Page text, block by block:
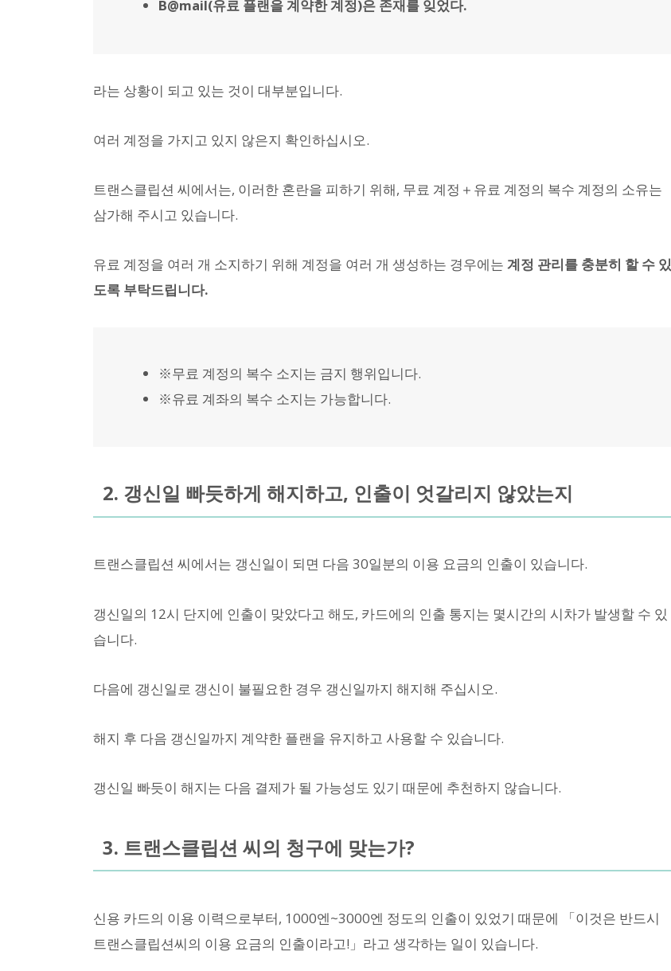
B@mail(유료 플랜을 계약한 계정)은 존재를 잊었다.
라는 상황이 되고 있는 것이 대부분입니다.
여러 계정을 가지고 있지 않은지 확인하십시오.
트랜스클립션 씨에서는, 이러한 혼란을 피하기 위해, 무료 계정＋유료 계정의 복수 계정의 소유는
삼가해 주시고 있습니다.
유료 계정을 여러 개 소지하기 위해 계정을 여러 개 생성하는 경우에는 계정 관리를 충분히 할 수 있
도록 부탁드립니다.
※무료 계정의 복수 소지는 금지 행위입니다.
※유료 계좌의 복수 소지는 가능합니다.
2. 갱신일 빠듯하게 해지하고, 인출이 엇갈리지 않았는지
트랜스클립션 씨에서는 갱신일이 되면 다음 30일분의 이용 요금의 인출이 있습니다.
갱신일의 12시 단지에 인출이 맞았다고 해도, 카드에의 인출 통지는 몇시간의 시차가 발생할 수 있
습니다.
다음에 갱신일로 갱신이 불필요한 경우 갱신일까지 해지해 주십시오.
해지 후 다음 갱신일까지 계약한 플랜을 유지하고 사용할 수 있습니다.
갱신일 빠듯이 해지는 다음 결제가 될 가능성도 있기 때문에 추천하지 않습니다.
3. 트랜스클립션 씨의 청구에 맞는가?
신용 카드의 이용 이력으로부터, 1000엔~3000엔 정도의 인출이 있었기 때문에 「이것은 반드시
트랜스클립션씨의 이용 요금의 인출이라고!」라고 생각하는 일이 있습니다.